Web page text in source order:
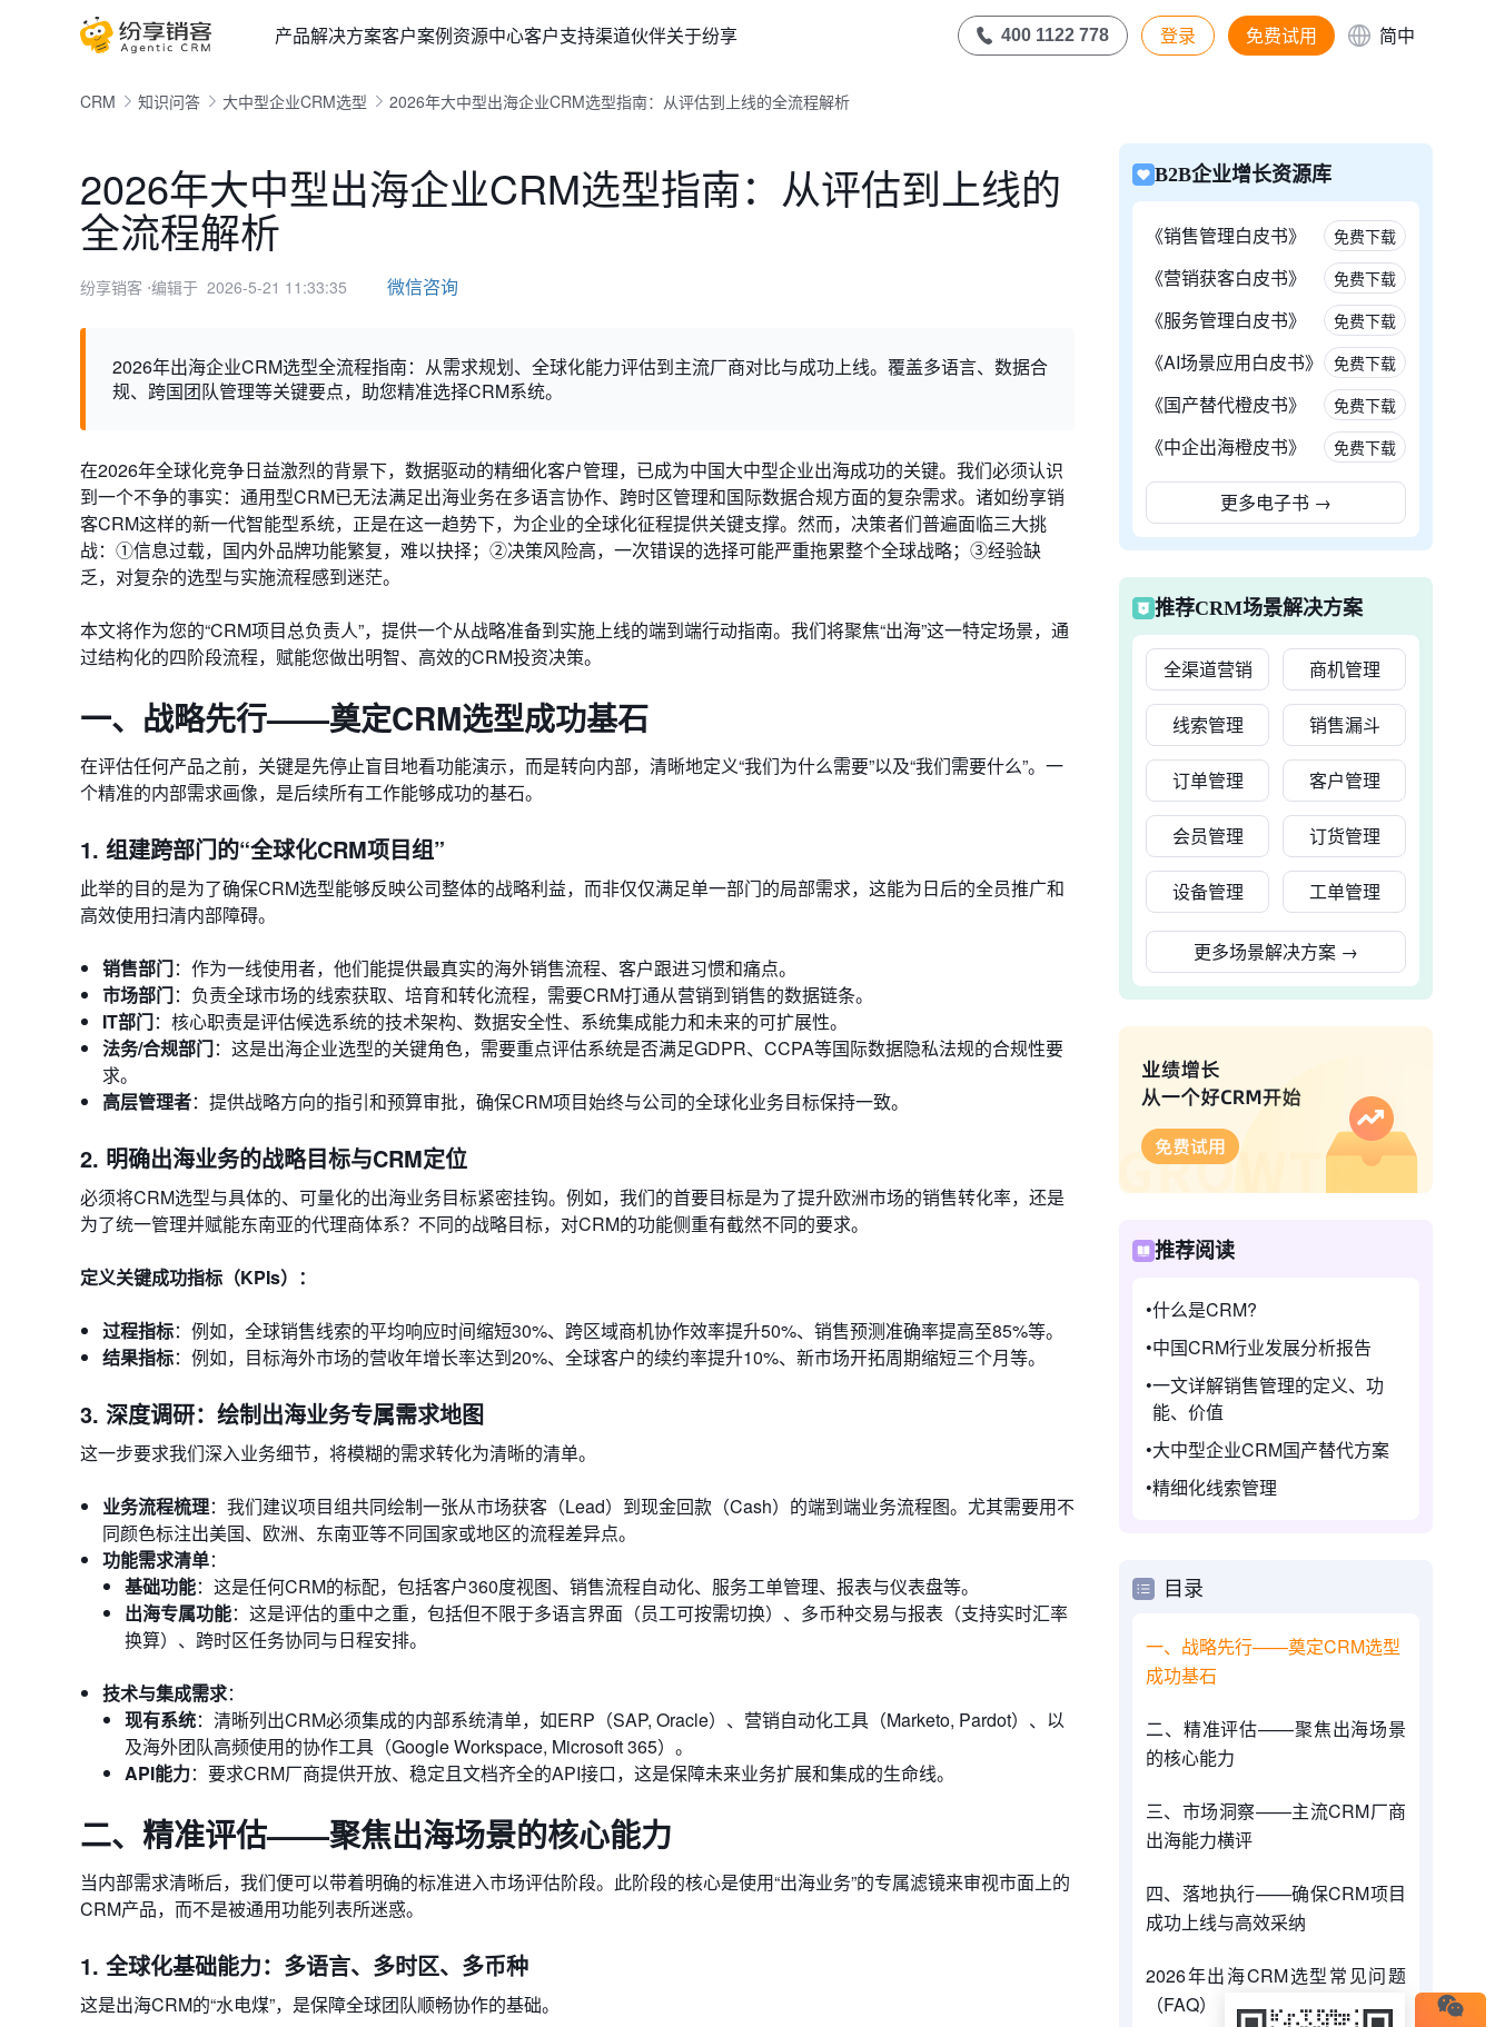
产品解决方案客户案例资源中心客户支持渠道伙伴关于纷享 400 1122 778 登录 免费试用 简中
CRM 知识问答 大中型企业CRM选型 2026年大中型出海企业CRM选型指南：从评估到上线的全流程解析
2026年大中型出海企业CRM选型指南：从评估到上线的
全流程解析
纷享销客 ⋅编辑于 2026-5-21 11:33:35 微信咨询
2026年出海企业CRM选型全流程指南：从需求规划、全球化能力评估到主流厂商对比与成功上线。覆盖多语言、数据合
规、跨国团队管理等关键要点，助您精准选择CRM系统。
在2026年全球化竞争日益激烈的背景下，数据驱动的精细化客户管理，已成为中国大中型企业出海成功的关键。我们必须认识
到一个不争的事实：通用型CRM已无法满足出海业务在多语言协作、跨时区管理和国际数据合规方面的复杂需求。诸如纷享销
客CRM这样的新一代智能型系统，正是在这一趋势下，为企业的全球化征程提供关键支撑。然而，决策者们普遍面临三大挑
战：①信息过载，国内外品牌功能繁复，难以抉择；②决策风险高，一次错误的选择可能严重拖累整个全球战略；③经验缺
乏，对复杂的选型与实施流程感到迷茫。
本文将作为您的“CRM项目总负责人”，提供一个从战略准备到实施上线的端到端行动指南。我们将聚焦“出海”这一特定场景，通
过结构化的四阶段流程，赋能您做出明智、高效的CRM投资决策。
一、战略先行——奠定CRM选型成功基石
在评估任何产品之前，关键是先停止盲目地看功能演示，而是转向内部，清晰地定义“我们为什么需要”以及“我们需要什么”。一
个精准的内部需求画像，是后续所有工作能够成功的基石。
1. 组建跨部门的“全球化CRM项目组”
此举的目的是为了确保CRM选型能够反映公司整体的战略利益，而非仅仅满足单一部门的局部需求，这能为日后的全员推广和
高效使用扫清内部障碍。
销售部门：作为一线使用者，他们能提供最真实的海外销售流程、客户跟进习惯和痛点。
市场部门：负责全球市场的线索获取、培育和转化流程，需要CRM打通从营销到销售的数据链条。
IT部门：核心职责是评估候选系统的技术架构、数据安全性、系统集成能力和未来的可扩展性。
法务/合规部门：这是出海企业选型的关键角色，需要重点评估系统是否满足GDPR、CCPA等国际数据隐私法规的合规性要
求。
高层管理者：提供战略方向的指引和预算审批，确保CRM项目始终与公司的全球化业务目标保持一致。
2. 明确出海业务的战略目标与CRM定位
必须将CRM选型与具体的、可量化的出海业务目标紧密挂钩。例如，我们的首要目标是为了提升欧洲市场的销售转化率，还是
为了统一管理并赋能东南亚的代理商体系？不同的战略目标，对CRM的功能侧重有截然不同的要求。
定义关键成功指标（KPIs）：
过程指标：例如，全球销售线索的平均响应时间缩短30%、跨区域商机协作效率提升50%、销售预测准确率提高至85%等。
结果指标：例如，目标海外市场的营收年增长率达到20%、全球客户的续约率提升10%、新市场开拓周期缩短三个月等。
3. 深度调研：绘制出海业务专属需求地图
这一步要求我们深入业务细节，将模糊的需求转化为清晰的清单。
业务流程梳理：我们建议项目组共同绘制一张从市场获客（Lead）到现金回款（Cash）的端到端业务流程图。尤其需要用不
同颜色标注出美国、欧洲、东南亚等不同国家或地区的流程差异点。
功能需求清单：
基础功能：这是任何CRM的标配，包括客户360度视图、销售流程自动化、服务工单管理、报表与仪表盘等。
出海专属功能：这是评估的重中之重，包括但不限于多语言界面（员工可按需切换）、多币种交易与报表（支持实时汇率
换算）、跨时区任务协同与日程安排。
技术与集成需求：
现有系统：清晰列出CRM必须集成的内部系统清单，如ERP（SAP, Oracle）、营销自动化工具（Marketo, Pardot）、以
及海外团队高频使用的协作工具（Google Workspace, Microsoft 365）。
API能力：要求CRM厂商提供开放、稳定且文档齐全的API接口，这是保障未来业务扩展和集成的生命线。
二、精准评估——聚焦出海场景的核心能力
当内部需求清晰后，我们便可以带着明确的标准进入市场评估阶段。此阶段的核心是使用“出海业务”的专属滤镜来审视市面上的
CRM产品，而不是被通用功能列表所迷惑。
1. 全球化基础能力：多语言、多时区、多币种
这是出海CRM的“水电煤”，是保障全球团队顺畅协作的基础。
B2B企业增长资源库
《销售管理白皮书》 免费下载
《营销获客白皮书》 免费下载
《服务管理白皮书》 免费下载
《AI场景应用白皮书》 免费下载
《国产替代橙皮书》 免费下载
《中企出海橙皮书》 免费下载
更多电子书 →
推荐CRM场景解决方案
全渠道营销 商机管理
线索管理 销售漏斗
订单管理 客户管理
会员管理 订货管理
设备管理 工单管理
更多场景解决方案 →
推荐阅读
什么是CRM?
中国CRM行业发展分析报告
一文详解销售管理的定义、功
能、价值
大中型企业CRM国产替代方案
精细化线索管理
目录
一、战略先行——奠定CRM选型
成功基石
二、精准评估——聚焦出海场景
的核心能力
三、市场洞察——主流CRM厂商
出海能力横评
四、落地执行——确保CRM项目
成功上线与高效采纳
2026年出海CRM选型常见问题
（FAQ）